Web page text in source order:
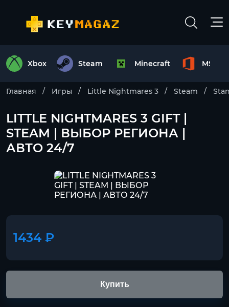
Xbox Steam Minecraft MS
Главная Игры Little Nightmares 3 Steam
LITTLE NIGHTMARES 3 GIFT |
STEAM | ВЫБОР РЕГИОНА |
АВТО 24/7
1434 ₽
Купить